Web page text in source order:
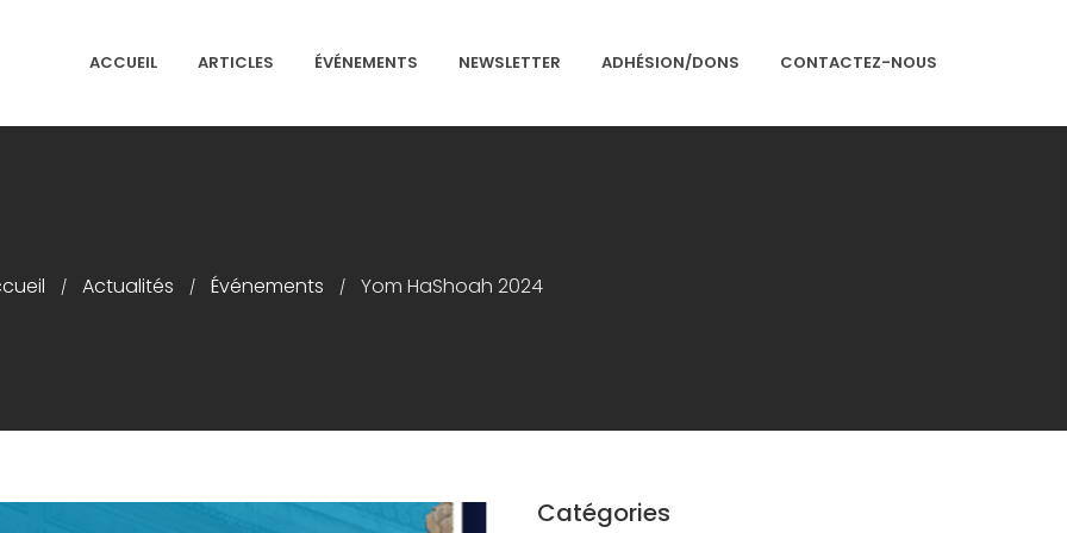
ACCUEIL ARTICLES ÉVÉNEMENTS NEWSLETTER ADHÉSION/DONS CONTACTEZ-NOUS
/ Actualités / Événements / Yom HaShoah 2024
Catégories